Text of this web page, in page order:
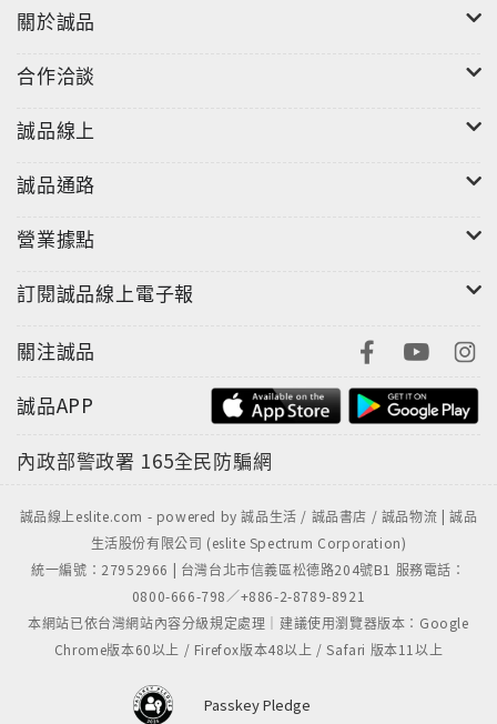
影視與時尚的最佳選擇！
幸伸による漫画『ダンダダン』が2024年10月より待望
で更新していく本作は、アニメとしてどのように生ま
その魅力に迫る
關於誠品
合作洽談
誠品線上
誠品通路
營業據點
訂閱誠品線上電子報
關注誠品
誠品APP
內政部警政署 165全民防騙網
誠品線上eslite.com - powered by 誠品生活 / 誠品書店 / 誠品物流 | 誠品
生活股份有限公司 (eslite Spectrum Corporation)
統一編號：27952966 | 台灣台北市信義區松德路204號B1 服務電話：
0800-666-798／+886-2-8789-8921
本網站已依台灣網站內容分級規定處理｜建議使用瀏覽器版本：Google
Chrome版本60以上 / Firefox版本48以上 / Safari 版本11以上
Passkey Pledge